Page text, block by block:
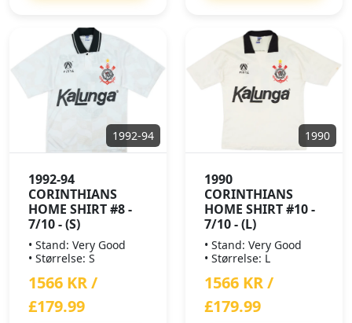
1992-94
1992-94
CORINTHIANS
HOME SHIRT #8 -
7/10 - (S)
• Stand: Very Good
• Størrelse: S
1566 KR /
£179.99
1990
1990
CORINTHIANS
HOME SHIRT #10 -
7/10 - (L)
• Stand: Very Good
• Størrelse: L
1566 KR /
£179.99